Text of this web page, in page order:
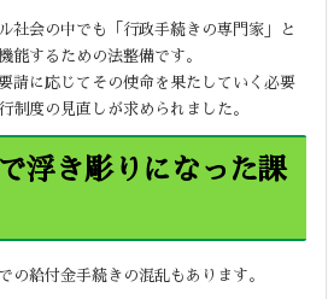
社会の中でも「行政手続きの専門家」と
能するための法整備です。
請に応じてその使命を果たしていく必要
制度の見直しが求められました。
浮き彫りになった課
の給付金手続きの混乱もあります。